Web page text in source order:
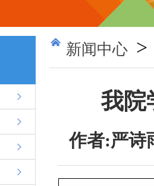
新闻中心 >
我院
作者:严